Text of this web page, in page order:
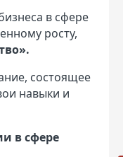
в сфере
росту,
состоящее
навыки и
в сфере